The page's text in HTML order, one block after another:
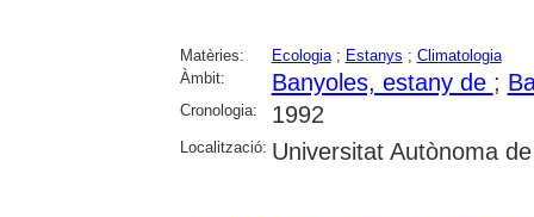
Matèries: Ecologia; Estanys ; Climatologia
Àmbit:
Banyoles, estany de ;
Cronologia: 1992
Localització: Universitat Autònoma